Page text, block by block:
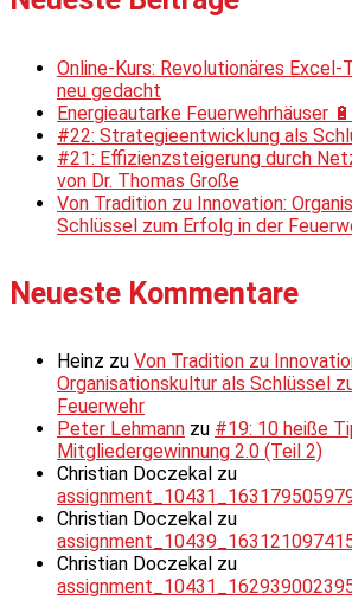
Online-Kurs: Revolutionäres
neu gedacht
Energieautarke Feuerwehrhäuser
#22: Strategieentwicklung als
#21: Effizienzsteigerung durch
von Dr. Thomas Große
Von Tradition zu Innovation:
Schlüssel zum Erfolg in der
Neueste Kommentare
Heinz zu Von Tradition zu
Organisationskultur als Schlüssel
Feuerwehr
Peter Lehmann zu #19: 10 heiße
Mitgliedergewinnung 2.0 (Teil 2)
Christian Doczekal zu
Christian Doczekal zu
Christian Doczekal zu